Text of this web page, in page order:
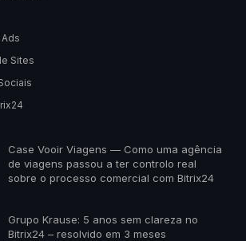
Sites
Case Vooir Viagens — Como uma agência
de viagens passou a ter controlo real
sobre o processo comercial com Bitrix24
Grupo Krause: 5 anos sem clareza no
Bitrix24 – resolvido em 3 meses